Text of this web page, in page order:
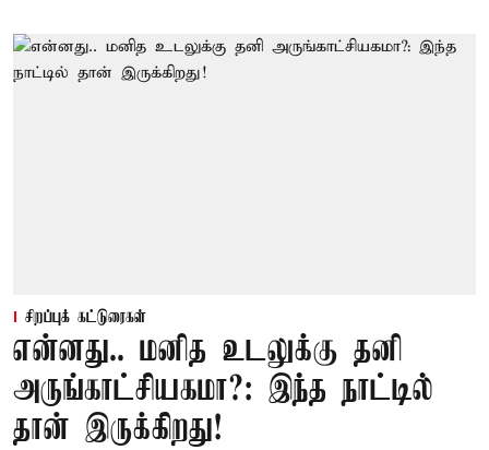
சிறப்புக் கட்டுரைகள்
என்னது.. மனித உடலுக்கு தனி
அருங்காட்சியகமா?: இந்த நாட்டில்
தான் இருக்கிறது!